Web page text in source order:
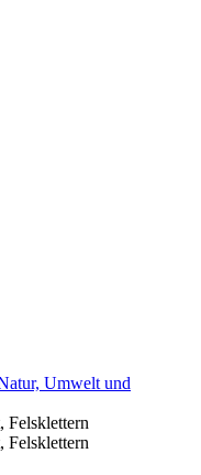
Umwelt und
Felsklettern
Felsklettern